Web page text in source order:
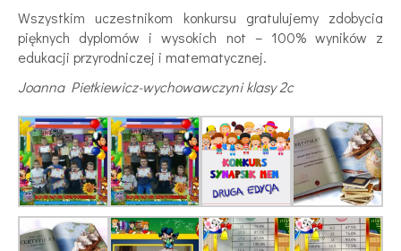
Wszystkim uczestnikom konkursu gratulujemy zdobycia
pięknych dyplomów i wysokich not – 100% wyników z
edukacji przyrodniczej i matematycznej.
Joanna Pietkiewicz-wychowawczyni klasy 2c